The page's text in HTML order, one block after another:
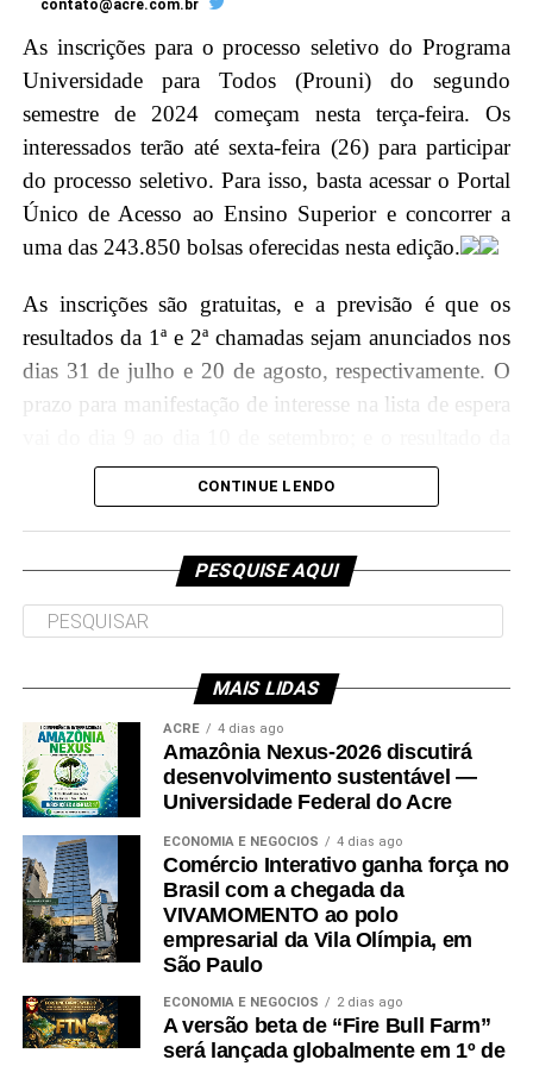
maior honraria da Justiça do Acre, a insígnia da
Ordem do Mérito Judiciário, durante a sessão solene
no Pleno, no Tribunal de Justiça do Acre (TJAC).
Instituída pela Resolução nº. 283/2022, essa distinção
é concedida por decisão unânime dos membros do
Conselho da Ordem do Mérito Judiciário acreano em
diferentes graus, reconhecendo assim a excelência e
relevância do trabalho do ministro para o Judiciário
brasileiro.
Agenda Ministro
11h – Sessão Solene de Outorga da Ordem do
Mérito Judiciário do Poder Judiciário do Acre,
contato@acre.com.br
As inscrições para o processo seletivo do Programa
Universidade para Todos (Prouni) do segundo
semestre de 2024 começam nesta terça-feira. Os
interessados terão até sexta-feira (26) para participar
do processo seletivo. Para isso, basta acessar o Portal
Único de Acesso ao Ensino Superior e concorrer a
uma das 243.850 bolsas oferecidas nesta edição.
As inscrições são gratuitas, e a previsão é que os
resultados da 1ª e 2ª chamadas sejam anunciados nos
dias 31 de julho e 20 de agosto, respectivamente. O
prazo para manifestação de interesse na lista de espera
lista de espera sairá em 13 de setembro.
necessário que o candidato tenha
participado do Exame Nacional do Ensino
2023, obtendo nota mínima de 450 pontos
na média das cinco provas e nota acima de
zero na redação”, informa o Ministério da
Educação (MEC).
É também necessário que o candidato se enquadre
nos critérios socioeconômicos – incluindo renda
familiar per capita que não exceda um salário-mínimo
e meio para bolsas integrais e três salários-mínimos
para bolsas parciais – e esteja cadastrado no login
Único do governo federal que pode ser feito no
CONTINUE LENDO
PESQUISE AQUI
MAIS LIDAS
ACRE 4 dias ago
Amazônia Nexus-2026 discutirá
desenvolvimento sustentável —
Universidade Federal do Acre
ECONOMIA E NEGÓCIOS 4 dias ago
Comércio Interativo ganha força no
Brasil com a chegada da
VIVAMOMENTO ao polo
empresarial da Vila Olímpia, em
São Paulo
ECONOMIA E NEGÓCIOS 2 dias ago
A versão beta de “Fire Bull Farm”
será lançada globalmente em 1º de